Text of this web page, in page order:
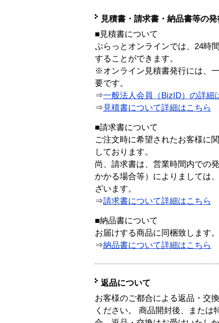
見積書・請求書・納品書等の
■見積書について
ぷらっとオンラインでは、24時
することができます。
※オンライン見積書発行には、
要です。
⇒一般法人会員（BizID）の詳細
⇒ 見積書について詳細はこちら
■請求書について
ご注文時に希望されたお客様に
しております。
尚、請求書は、営業時間内での
かかる場合等）によりましては
ざいます。
⇒請求書について詳細はこちら
■納品書について
お届けする商品に同梱致します。
⇒納品書について詳細はこちら
返品について
お客様のご都合による返品・交
ください。 商品開封後、または